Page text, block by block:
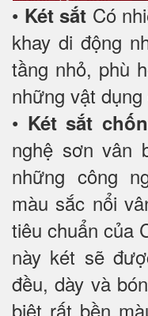
• Két sắt Có
khay di động
tầng nhỏ, phù
những vật
• Két sắt
nghệ sơn vân
những công
màu sắc nổi
tiêu chuẩn của
này két sẽ
đều, dày và
biệt rất bền